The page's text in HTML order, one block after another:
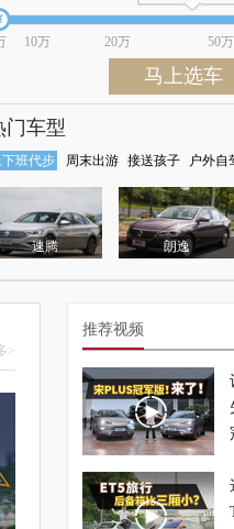
10万 20万 50万
马上选车
门车型
班代步 周末出游 接送孩子 户外自
速腾 朗逸
>
推荐视频